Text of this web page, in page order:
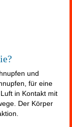
und
für eine
in Kontakt mit
Der Körper